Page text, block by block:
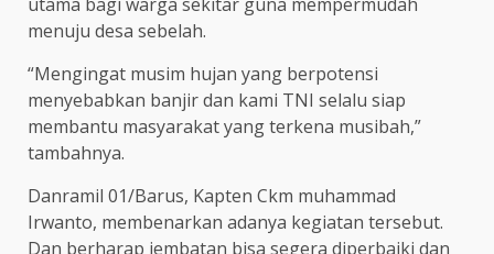
menuju desa sebelah.
“Mengingat musim hujan yang berpotensi
menyebabkan banjir dan kami TNI selalu siap
membantu masyarakat yang terkena musibah,”
tambahnya.
Danramil 01/Barus, Kapten Ckm muhammad
Irwanto, membenarkan adanya kegiatan tersebut.
Dan berharap jembatan bisa segera diperbaiki dan